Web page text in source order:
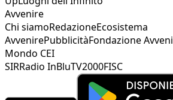
Avvenire
Chi siamoRedazioneEcosistema
AvvenirePubblicitàFondazione
Mondo CEI
SIRRadio InBluTV2000FISC